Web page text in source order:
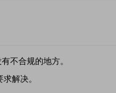
不合规的地方。
解决。